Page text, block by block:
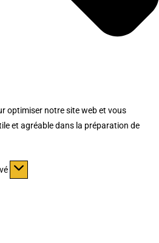
optimiser notre site web et vous
et agréable dans la préparation de